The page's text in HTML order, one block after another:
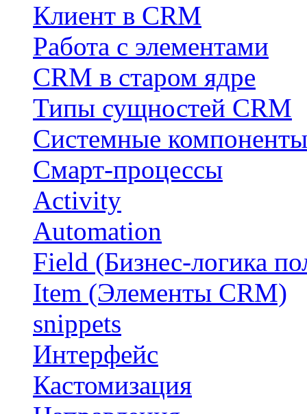
Клиент в CRM
Работа с элементами
CRM в старом ядре
Типы сущностей CRM
Системные компоненты
Смарт-процессы
Activity
Automation
Field (Бизнес-логика
Item (Элементы CRM)
snippets
Интерфейс
Кастомизация